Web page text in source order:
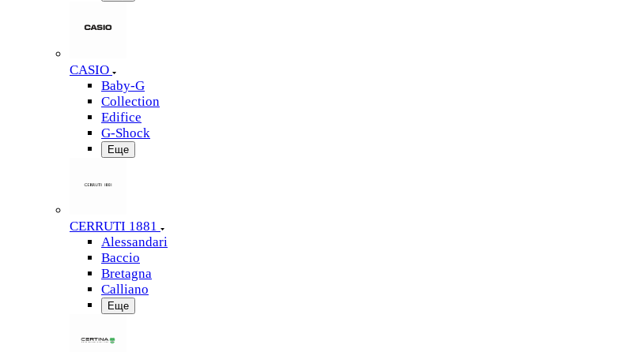
CASIO
Baby-G
Collection
Edifice
G-Shock
Еще
CERRUTI 1881
Alessandari
Baccio
Bretagna
Calliano
Еще